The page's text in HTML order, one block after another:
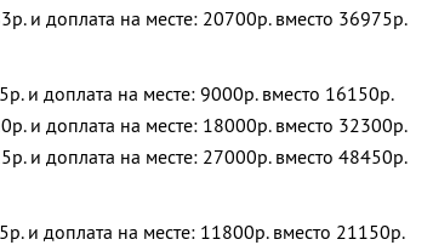
и доплата на месте: 20700р. вместо 36975р.
и доплата на месте: 9000р. вместо 16150р.
и доплата на месте: 18000р. вместо 32300р.
и доплата на месте: 27000р. вместо 48450р.
и доплата на месте: 11800р. вместо 21150р.